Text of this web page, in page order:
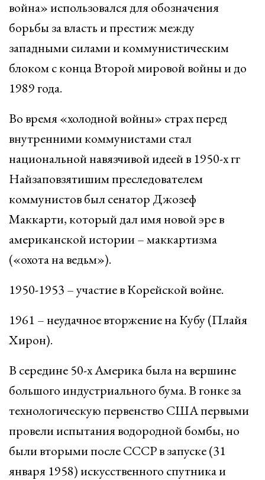
война» использовался для обозначения
борьбы за власть и престиж между
западными силами и коммунистическим
блоком с конца Второй мировой войны и до
1989 года.
Во время «холодной войны» страх перед
внутренними коммунистами стал
национальной навязчивой идеей в 1950-х гг
Найзаповзятишим преследователем
коммунистов был сенатор Джозеф
Маккарти, который дал имя новой эре в
американской истории – маккартизма
(«охота на ведьм»).
1950-1953 – участие в Корейской войне.
1961 – неудачное вторжение на Кубу (Плайя
Хирон).
В середине 50-х Америка была на вершине
большого индустриального бума. В гонке за
технологическую первенство США первыми
провели испытания водородной бомбы, но
были вторыми после СССР в запуске (31
января 1958) искусственного спутника и